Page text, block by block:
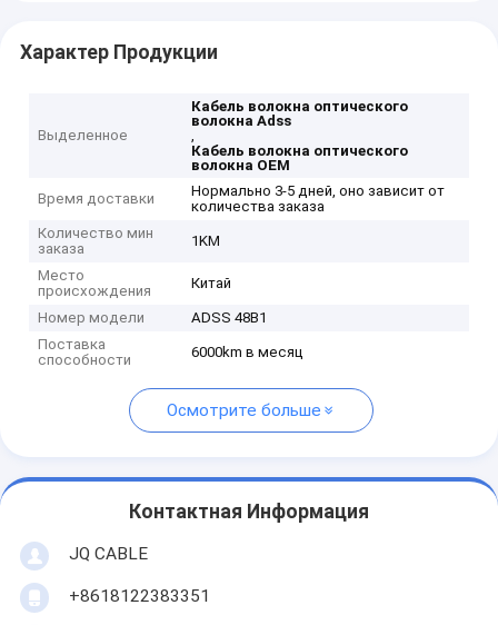
Характер Продукции
Выделенное
Кабель волокна оптического
волокна Adss
,
Кабель волокна оптического
волокна OEM
Время доставки
Нормально 3-5 дней, оно зависит от
количества заказа
Количество мин
заказа
1KM
Место
происхождения
Китай
Номер модели
ADSS 48B1
Поставка
способности
6000km в месяц
Осмотрите больше
Контактная Информация
JQ CABLE
+8618122383351